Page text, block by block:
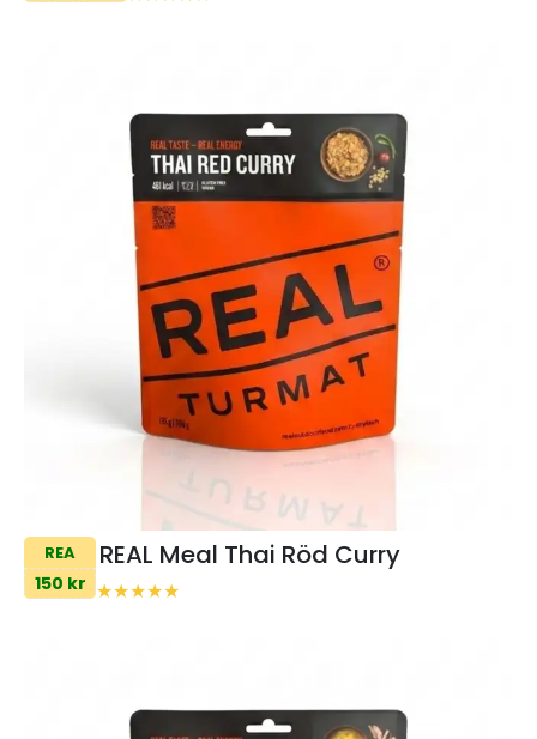
REA
150 kr
REAL Meal Thai Röd Curry